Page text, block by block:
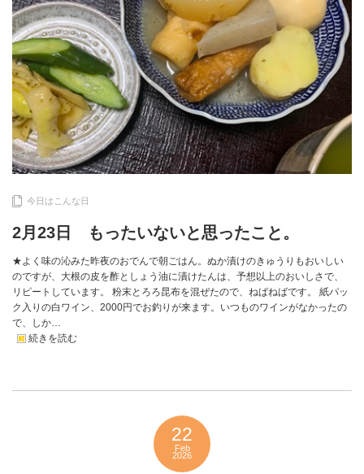
今日はこんな日
2月23日 もったいないと思ったこと。
★よく味の沁みた昨夜のおでんで朝ごはん。ぬか漬けのきゅうりもおいしい
のですが、大根の皮を酢としょう油に漬けたんは、予想以上のおいしさで、
リピートしています。 粉末とろろ昆布を混ぜたので、ねばねばです。 紙パッ
ク入りの白ワイン、2000円でお釣りが来ます。いつものワインがなかったの
で、しか…
続きを読む
22
Feb
2026